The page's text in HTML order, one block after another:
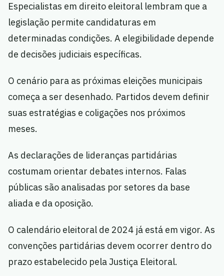
Especialistas em direito eleitoral lembram que a
legislação permite candidaturas em
determinadas condições. A elegibilidade depende
de decisões judiciais específicas.
O cenário para as próximas eleições municipais
começa a ser desenhado. Partidos devem definir
suas estratégias e coligações nos próximos
meses.
As declarações de lideranças partidárias
costumam orientar debates internos. Falas
públicas são analisadas por setores da base
aliada e da oposição.
O calendário eleitoral de 2024 já está em vigor. As
convenções partidárias devem ocorrer dentro do
prazo estabelecido pela Justiça Eleitoral.